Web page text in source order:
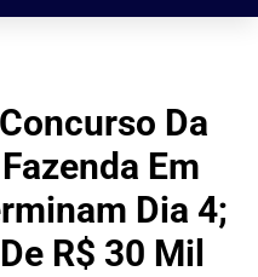
Da
Em
Dia 4;
R$ 30 Mil